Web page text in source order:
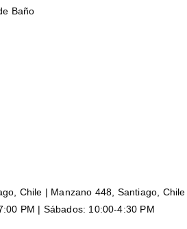
Baño
Chile | Manzano 448, Santiago, Chile
PM | Sábados: 10:00-4:30 PM